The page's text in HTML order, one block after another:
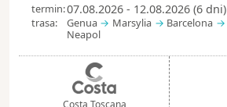
termin:07.08.2026 - 12.08.2026 (6 dni)
trasa: Genua Marsylia Barcelona
Neapol
Costa Toscana